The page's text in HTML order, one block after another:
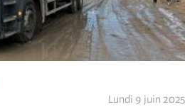
Lundi 9 juin 2025